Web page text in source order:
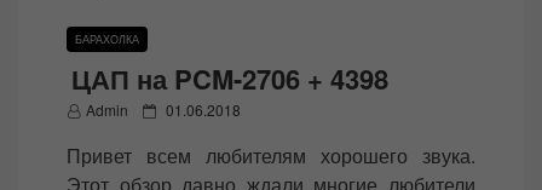
БАРАХОЛКА
ЦАП на PCM-2706 + 4398
Admin
P
s
01.06.2018
Привет всем любителям хорошего звука.
Этот обзор давно ждали многие любители